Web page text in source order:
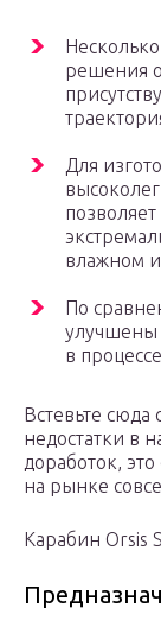
решения
Для
влажном
По
улучшены
в
Встевьте сюда
недостатки в
доработок,
на рынке
Карабин Orsis